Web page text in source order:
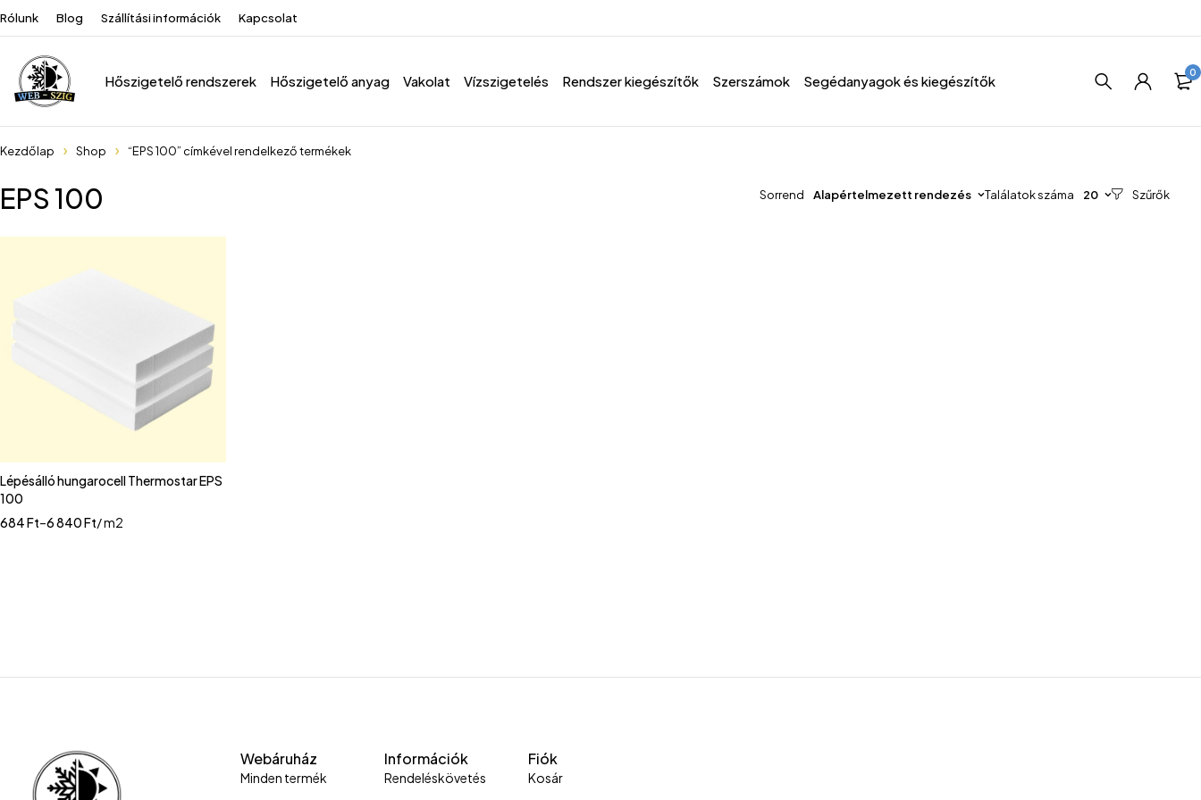
Rólunk Blog Szállítási információk Kapcsolat
Hőszigetelő rendszerek Hőszigetelő anyag Vakolat Vízszigetelés Rendszer kiegészítők Szerszámok Segédanyagok és kiegészítők 0
Kezdőlap Shop “EPS 100” címkével rendelkező termékek
EPS 100 Sorrend Alapértelmezett rendezés Találatok száma 20
Lépésálló hungarocell Thermostar EPS
100
684Ft–6 840Ft/ m2
Webáruház
Minden termék
Információk
Rendeléskövetés
Fiók
Kosár